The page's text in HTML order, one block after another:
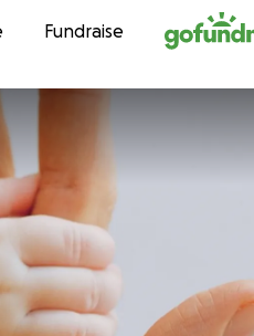
contentFundraise